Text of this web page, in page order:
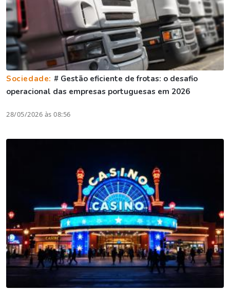
Sociedade: # Gestão eficiente de frotas: o desafio
operacional das empresas portuguesas em 2026
28/05/2026 às 08:56